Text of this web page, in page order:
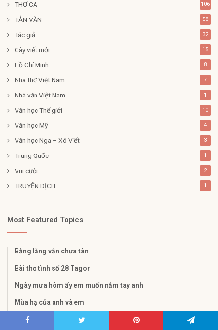
THƠ CA 106
TẢN VĂN 58
Tác giả 32
Cây viết mới 15
Hồ Chí Minh 8
Nhà thơ Việt Nam 7
Nhà văn Việt Nam 1
Văn học Thế giới 10
Văn học Mỹ 4
Văn học Nga – Xô Viết 3
Trung Quốc 1
Vui cười 2
TRUYỆN DỊCH 1
Most Featured Topics
Bằng lăng vẫn chưa tàn
Bài thơ tình số 28 Tagor
Ngày mưa hôm ấy em muốn nắm tay anh
Mùa hạ của anh và em
Bếp Lửa -Bằng Việt